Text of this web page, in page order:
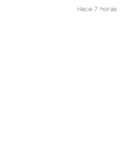
Hace 7 horas